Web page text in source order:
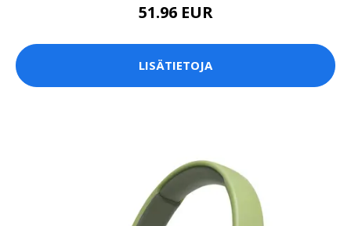
51.96 EUR
LISÄTIETOJA